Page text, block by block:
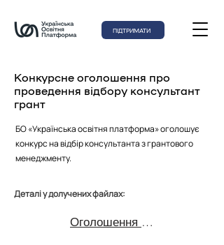
ПІДТРИМАТИ
Конкурсне оголошення про
проведення відбору консультант
грант
БО «Українська освітня платформа» оголошує
конкурс на відбір консультанта з грантового
менеджменту.
Деталі у долучених файлах:
Оголошення консультант з грантового менеджементу